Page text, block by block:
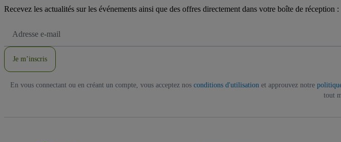
Recevez les actualités sur les événements ainsi que des offres directement dans votre boîte de réception :
e-
Je m’inscris
En vous connectant ou en créant un compte, vous acceptez nos conditions d'utilisationet approuvez notre
tout